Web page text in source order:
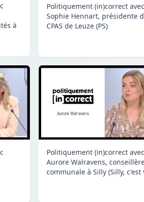
à
Politiquement (in)correct avec
Sophie Hennart, présidente
CPAS de Leuze (PS)
Politiquement (in)correct avec
Aurore Walravens,
communale à Silly (Silly, c'est